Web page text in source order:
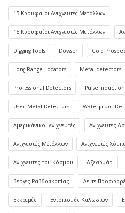
15 Κορυφαίοι Ανιχνευτές Μετάλλων
15 Κορυφαίοι Ανιχνευτές Μετάλλων
Digging Tools Dowser Gold
Long Range Locators Metal detectors
Professional Detectors Pulse Induction
Used Metal Detectors Waterproof
Αμερικάνικοι Ανιχνευτές Ανιχνευτές
Ανιχνευτές Μετάλλων Ανιχνευτές Χόμπυ
Ανιχνευτές του Κόσμου Αξεσουάρ
Βέργες Ραβδοσκοπίας Δείτε
Εκκρεμές Εντοπισμός Καλωδίων